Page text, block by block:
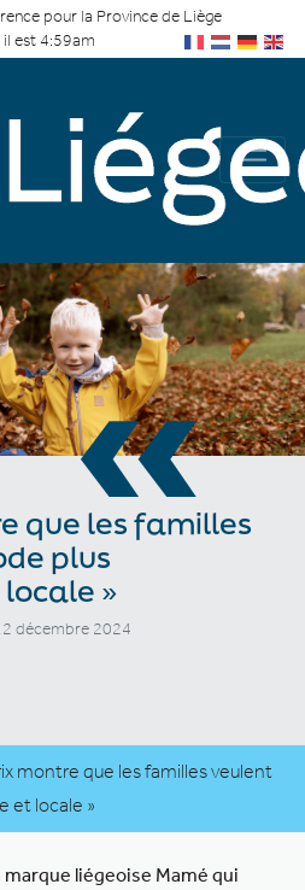
pour la Province de Liège
est 4:59am
«
que les familles
plus
»
décembre 2024
montre que les familles veulent
et locale »
liégeoise Mamé qui